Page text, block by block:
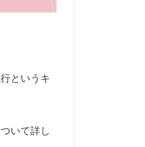
というキ
いて詳し